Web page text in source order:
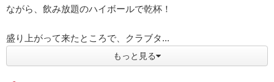
ながら、飲み放題のハイボールで乾杯！
盛り上がって来たところで、クラブタ...
もっと見る